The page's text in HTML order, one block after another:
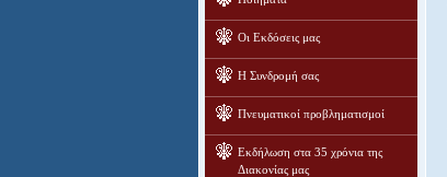
Οι Εκδόσεις μας
Η Συνδρομή σας
Πνευματικοί προβληματισμοί
Εκδήλωση στα 35 χρόνια της
Διακονίας μας